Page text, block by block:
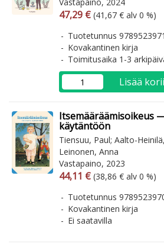
Arvonlisäverollinen hinta
47,29 € Arvonlisäveroton
(41,67 € alv 0 %)
Tuotetunnus
Kovakantinen kirja
Toimitusaika 1-3
Lisää
Itsemääräämisoikeus
käytäntöön
Tiensuu, Paul; Aalto-
Leinonen, Anna
Vastapaino, 2023
Arvonlisäverollinen hinta
44,11 € Arvonlisäveroton
(38,86 € alv 0 %)
Tuotetunnus
Kovakantinen kirja
Ei saatavilla